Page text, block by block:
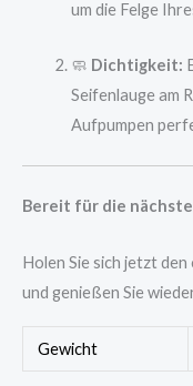
um die Felge
🧼 Dichtigkeit:
Seifenlauge am
Aufpumpen
Bereit für die nächste
Holen Sie sich jetzt
und genießen Sie
Gewicht